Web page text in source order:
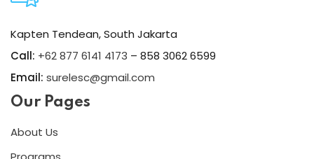
Kapten Tendean, South Jakarta
Call: +62 877 6141 4173 – 858 3062 6599
Email: surelesc@gmail.com
Our Pages
About Us